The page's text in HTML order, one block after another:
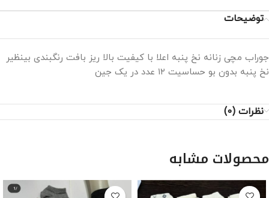
توضیحات
جوراب مچی زنانه نخ پنبه اعلا با کیفیت بالا ریز بافت رنگبندی بینظیر
نخ پنبه بدون بو حساسیت ۱۲ عدد در یک جین
نظرات (0)
محصولات مشابه